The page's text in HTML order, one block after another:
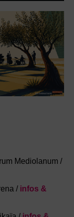
Mediolanum /
/ infos &